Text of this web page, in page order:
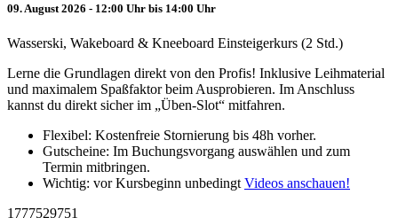
09. August 2026 - 12:00 Uhr bis 14:00 Uhr
Wasserski, Wakeboard & Kneeboard Einsteigerkurs (2 Std.)
Lerne die Grundlagen direkt von den Profis! Inklusive Leihmaterial
und maximalem Spaßfaktor beim Ausprobieren. Im Anschluss
kannst du direkt sicher im „Üben-Slot“ mitfahren.
Flexibel: Kostenfreie Stornierung bis 48h vorher.
Gutscheine: Im Buchungsvorgang auswählen und zum
Termin mitbringen.
Wichtig: vor Kursbeginn unbedingt Videos anschauen!
1777529751